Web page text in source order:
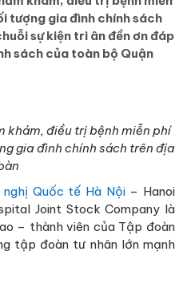
tượng gia đình chính sách
sự kiện tri ân đền ơn đáp
sách của toàn bộ Quận
khám, điều trị bệnh miễn phí
gia đình chính sách trên địa
nghị Quốc tế Hà Nội– Hanoi
Joint Stock Company là
– thành viên của Tập đoàn
tập đoàn tư nhân lớn mạnh